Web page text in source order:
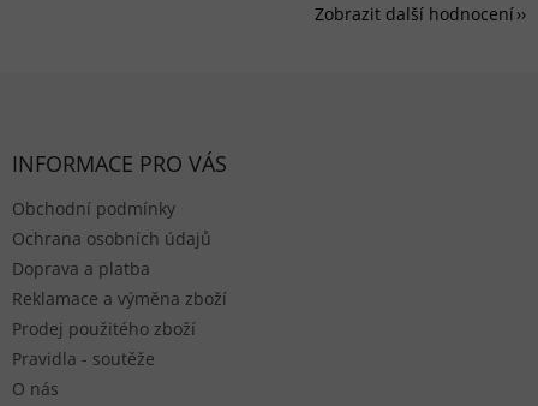
Zobrazit další hodnocení
INFORMACE PRO VÁS
Obchodní podmínky
Ochrana osobních údajů
Doprava a platba
Reklamace a výměna zboží
Prodej použitého zboží
Pravidla - soutěže
O nás